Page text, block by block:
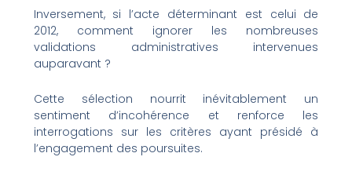
Inversement, si l’acte déterminant est celui de
2012, comment ignorer les nombreuses
validations administratives intervenues
auparavant ?
Cette sélection nourrit inévitablement un
sentiment d’incohérence et renforce les
interrogations sur les critères ayant présidé à
l’engagement des poursuites.